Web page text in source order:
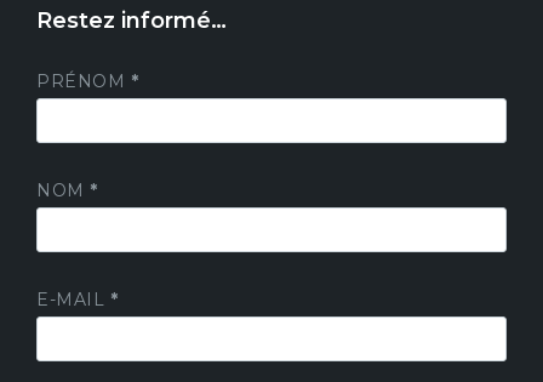
Restez informé…
PRÉNOM *
NOM *
E-MAIL *